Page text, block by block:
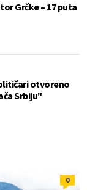
Grčke – 17 puta
otvoreno
Srbiju"
0